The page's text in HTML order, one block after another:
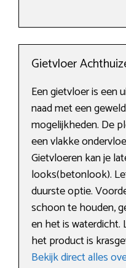
Gietvloer
Een gietvloer is een
naad met een
mogelijkheden. De
een vlakke
Gietvloeren kan je
looks(betonlook).
duurste optie.
schoon te houden,
en het is waterdicht.
het product is
Bekijk direct alles